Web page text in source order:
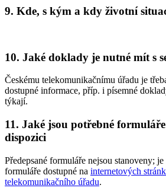
9. Kde, s kým a kdy životní
10. Jaké doklady je nutné mít s
Českému telekomunikačnímu úřadu je
dostupné informace, příp. i písemné
týkají.
11. Jaké jsou potřebné
dispozici
Předepsané formuláře nejsou stanoveny;
formuláře dostupné na internetových
telekomunikačního úřadu.